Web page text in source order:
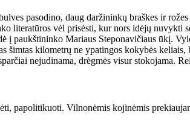
pa­so­di­no, daug dar­ži­nin­kų braš­kes ir
li­te­ra­tū­ros vėl pri­sės­ti, kur nors idė­jų nu­vyk­ti
į paukš­ti­nin­ko Ma­riaus Ste­po­na­vi­čiaus ūkį.
šim­tas ki­lo­met­rų ne ypa­tin­gos ko­ky­bės
ne­ju­di­na­ma, drėg­mės vi­sur sto­ko­ja­ma.
pa­po­li­ti­kuo­ti. Vil­no­nė­mis ko­ji­nė­mis